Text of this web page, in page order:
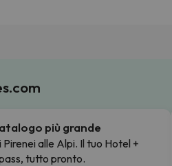
più grande
Pirenei alle Alpi. Il tuo Hotel +
tutto pronto.